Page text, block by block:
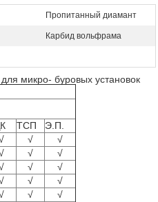
Пропитанный диамант
Карбид вольфрама
микро- буровых установок
ТСП
Э.П.
√
√
√
√
√
√
√
√
√
√